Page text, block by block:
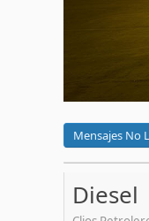
Mensajes No
Diesel